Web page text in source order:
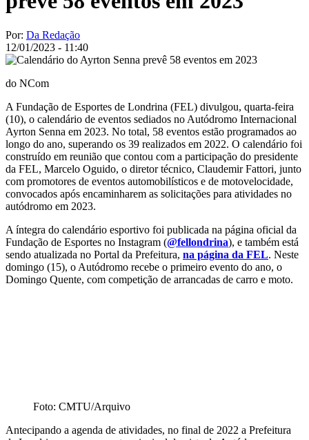
Por: Da Redação
12/01/2023 - 11:40
do NCom
A Fundação de Esportes de Londrina (FEL) divulgou, quarta-feira
(10), o calendário de eventos sediados no Autódromo Internacional
Ayrton Senna em 2023. No total, 58 eventos estão programados ao
longo do ano, superando os 39 realizados em 2022. O calendário foi
construído em reunião que contou com a participação do presidente
da FEL, Marcelo Oguido, o diretor técnico, Claudemir Fattori, junto
com promotores de eventos automobilísticos e de motovelocidade,
convocados após encaminharem as solicitações para atividades no
autódromo em 2023.
A íntegra do calendário esportivo foi publicada na página oficial da
Fundação de Esportes no Instagram (@fellondrina), e também está
sendo atualizada no Portal da Prefeitura, na página da FEL. Neste
domingo (15), o Autódromo recebe o primeiro evento do ano, o
Domingo Quente, com competição de arrancadas de carro e moto.
Foto: CMTU/Arquivo
Antecipando a agenda de atividades, no final de 2022 a Prefeitura